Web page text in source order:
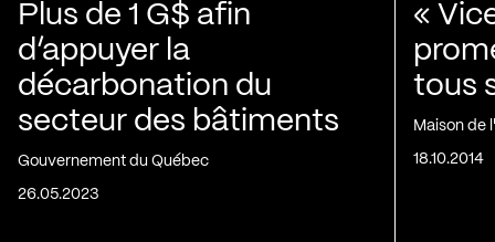
Plus de 1 G$ afin
d’appuyer la
décarbonation du
secteur des bâtiments
Gouvernement du Québec
26.05.2023
«
tous
Maison de
18.10.2014